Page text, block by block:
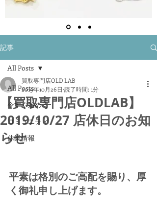
記事
All Posts
今すぐ始める
コミュニティ
休業情報
All Posts
【買取専門店OLDLAB】
2019/10/27 店休日のお知
らせ
買取専門店OLD LAB
2019年10月26日 読了時間: 1分
平素は格別のご高配を賜り、厚
く御礼申し上げます。